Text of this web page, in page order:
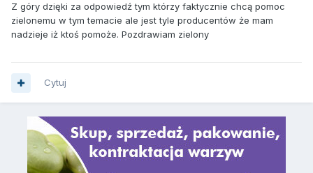
Z góry dzięki za odpowiedź tym którzy faktycznie chcą pomoc
zielonemu w tym temacie ale jest tyle producentów że mam
nadzieje iż ktoś pomoże. Pozdrawiam zielony
Cytuj